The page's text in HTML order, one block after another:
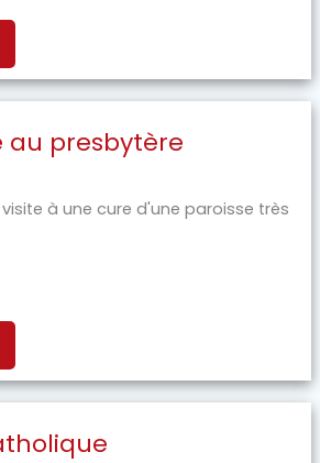
au presbytère
à une cure d'une paroisse très